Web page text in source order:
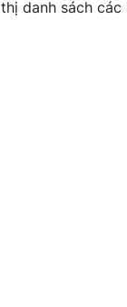
thị danh sách